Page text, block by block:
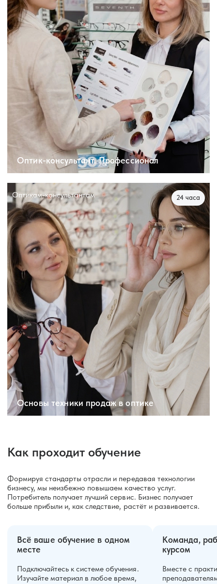
Оптик-консультант. Профессионал
Оптикам-консультантам 24 часа
Основы техники продаж в оптике
Как проходит обучение
Формируя стандарты отрасли и передавая технологии
бизнесу, мы неизбежно повышаем качество услуг.
Потребитель получает лучший сервис. Бизнес получает
больше прибыли и, как следствие, растёт и развивается.
Всё ваше обучение в одном
месте
Подключайтесь к системе обучения.
Изучайте материал в любое время,
Команда,
курсом
Вместе с